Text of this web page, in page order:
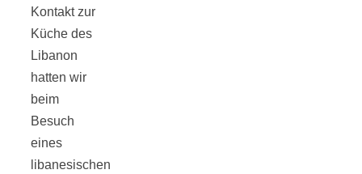
Kontakt zur
Küche des
Libanon
hatten wir
beim
Besuch
eines
libanesischen